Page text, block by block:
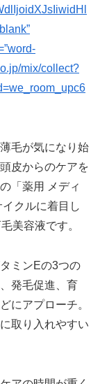
mix/collect?
毛が気になり始
皮からのケアを
「薬用 メディ
クルに着目し
美容液です。
ミンEの3つの
発毛促進、育
にアプローチ。
取り入れやすい